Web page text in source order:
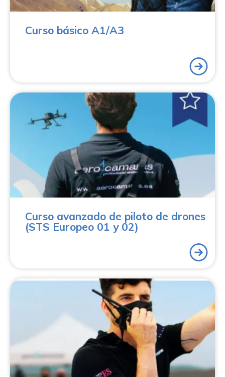
Curso básico A1/A3
por la Agencia Estatal de Seguridad Aérea (AESA).
Curso avanzado de piloto de drones
(STS Europeo 01 y 02)
Adquiere los conocimientos técnicos y prácticos
necesarios para pilotar drones con pericia y
seguridad. Consigue el certificado oficial que te
acreditará para volar drones en categoría específica.
Este título te permite obtener el certificado oficial
expedido por la Agencia Estatal de Seguridad Aérea
(AESA). Con este curso te regalamos el Curso básico
profesional de piloto de drones (A1/A3 y A2) o te lo
bonificamos si ya lo tienes.
Elige Aerocamaras para obtener el certificado que te
habilitará para realizar comunicaciones con la torre de
control de un aeropuerto y conviértete en radiofonista.
Estudia la parte teórica del curso de manera online, sin
presiones, y realiza su parte práctica en el campo de
vuelo de la mano de pilotos profesionales con más de
25.000 horas de vuelo.